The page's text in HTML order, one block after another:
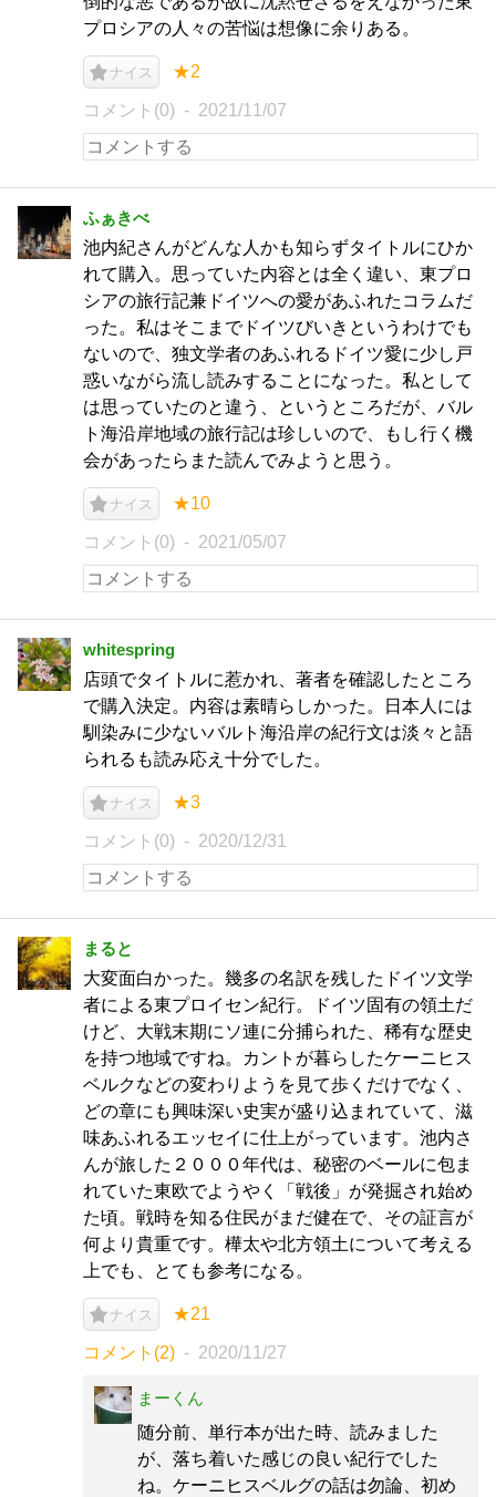
プロシアの人々の苦悩は想像に余りある。
ナイス ★2
コメント(0) 2021/11/07
ふぁきべ
池内紀さんがどんな人かも知らずタイトルにひか
れて購入。思っていた内容とは全く違い、東プロ
シアの旅行記兼ドイツへの愛があふれたコラムだ
った。私はそこまでドイツびいきというわけでも
ないので、独文学者のあふれるドイツ愛に少し戸
惑いながら流し読みすることになった。私として
は思っていたのと違う、というところだが、バル
ト海沿岸地域の旅行記は珍しいので、もし行く機
会があったらまた読んでみようと思う。
ナイス ★10
コメント(0) 2021/05/07
whitespring
店頭でタイトルに惹かれ、著者を確認したところ
で購入決定。内容は素晴らしかった。日本人には
馴染みに少ないバルト海沿岸の紀行文は淡々と語
られるも読み応え十分でした。
ナイス ★3
コメント(0) 2020/12/31
まると
大変面白かった。幾多の名訳を残したドイツ文学
者による東プロイセン紀行。ドイツ固有の領土だ
けど、大戦末期にソ連に分捕られた、稀有な歴史
を持つ地域ですね。カントが暮らしたケーニヒス
ベルクなどの変わりようを見て歩くだけでなく、
どの章にも興味深い史実が盛り込まれていて、滋
味あふれるエッセイに仕上がっています。池内さ
んが旅した２０００年代は、秘密のベールに包ま
れていた東欧でようやく「戦後」が発掘され始め
た頃。戦時を知る住民がまだ健在で、その証言が
何より貴重です。樺太や北方領土について考える
上でも、とても参考になる。
ナイス ★21
コメント(2) 2020/11/27
まーくん
随分前、単行本が出た時、読みました
が、落ち着いた感じの良い紀行でした
ね。ケーニヒスベルグの話は勿論、初め